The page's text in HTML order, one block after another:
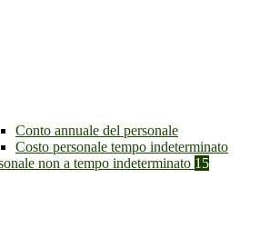
Conto annuale del personale
Costo personale tempo indeterminato
non a tempo indeterminato 15